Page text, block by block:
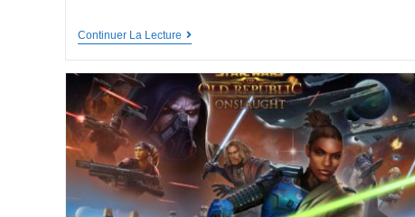
Continuer La Lecture